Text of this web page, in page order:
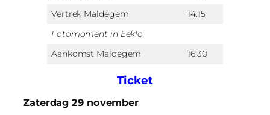
Vertrek Maldegem
14:15
Fotomoment in Eeklo
Aankomst Maldegem
16:30
Ticket
Zaterdag 29 november